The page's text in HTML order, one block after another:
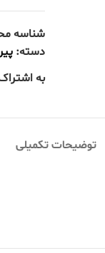
شناسه
دسته:
به
توضیحات تکمیلی